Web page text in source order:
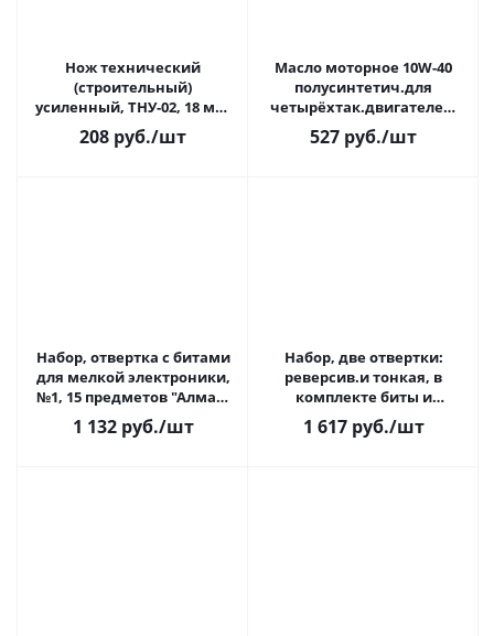
Нож технический
(строительный)
усиленный, ТНУ-02, 18 мм,
3 сегментированных
лезвия, автосмена(1/12)
208 руб./шт
Масло моторное 10W-40
полусинтетич.для
четырёхтак.двигателей,
для техники Huter, 1л.
73/8/1(1/12)
527 руб./шт
Набор, отвертка с битами
для мелкой электроники,
№1, 15 предметов "Алмаз"
TDM
1 132руб./шт
Набор, две отвертки:
реверсив.и тонкая, в
комплекте биты и
головки, №4, 65 предм.
"Алмаз" TDM 1/6/18
1 617руб./шт